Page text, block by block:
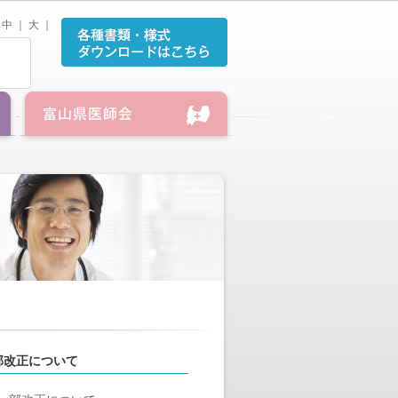
中 大
改正について